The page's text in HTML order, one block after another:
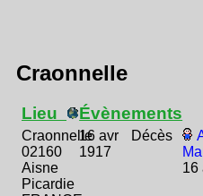
Craonnelle
Lieu
Craonnelle
02160
Aisne
Picardie
Évènements
16 avr
1917
Décès
16